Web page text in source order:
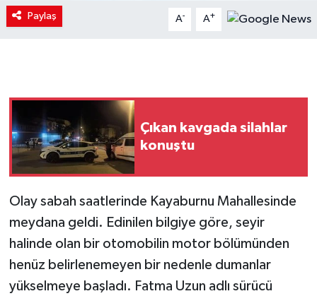
Paylaş A- A+
Çıkan kavgada silahlar
konuştu
Olay sabah saatlerinde Kayaburnu Mahallesinde
meydana geldi. Edinilen bilgiye göre, seyir
halinde olan bir otomobilin motor bölümünden
henüz belirlenemeyen bir nedenle dumanlar
yükselmeye başladı. Fatma Uzun adlı sürücü